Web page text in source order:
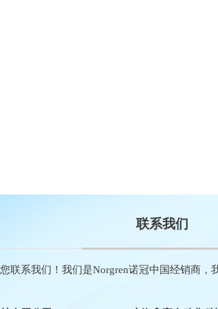
联系我们
联系我们！我们是Norgren诺冠中国经销商，